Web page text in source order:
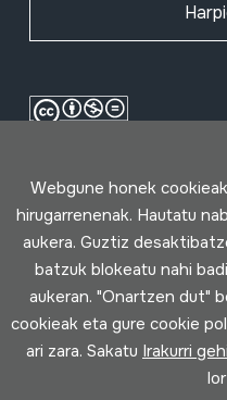
Erabilpen baldintzak
Webgune honek
hirugarrenenak. Hautatu
aukera. Guztiz
batzuk blokeatu nahi
aukeran. "Onartzen dut"
cookieak eta gure cookie
ari zara. Sakatu Irakurri